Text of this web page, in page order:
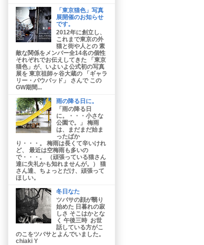
「東京猫色」写真
展開催のお知らせ
です。
2012年に創立し、
これまで東京の外
猫と街や人との 素
敵な関係をメンバー全14名の個性
それぞれでお伝えしてきた 「東京
猫色」が、いよいよ公式初の写真
展を 東京祖師ヶ谷大蔵の 「ギャラ
リー・パウパッド」 さんで この
GW期間...
雨の降る日に。
「雨の降る日
に。・・・小さな
公園で。」 梅雨
は、まだまだ始ま
ったばか
り・・・。 梅雨は長くて辛いけれ
ど、 最近は空梅雨も多いの
で・・・。 （頑張っている猫さん
達に失礼かも知れませんが。） 猫
さん達、ちょっとだけ、頑張って
ほしい。
冬日なた
ツバサの顔が翳り
始めた 日暮れの寂
しさ そこはかとな
く 午後三時 お世
話している方がこ
のこをツバサとよんでいました。
chiaki Y